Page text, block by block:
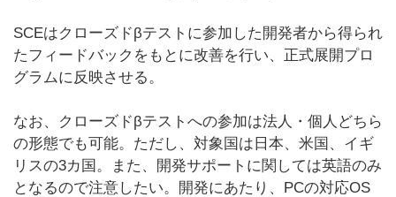
SCEはクローズドβテストに参加した開発者から得られ
たフィードバックをもとに改善を行い、正式展開プロ
グラムに反映させる。
なお、クローズドβテストへの参加は法人・個人どちら
の形態でも可能。ただし、対象国は日本、米国、イギ
リスの3カ国。また、開発サポートに関しては英語のみ
となるので注意したい。開発にあたり、PCの対応OS